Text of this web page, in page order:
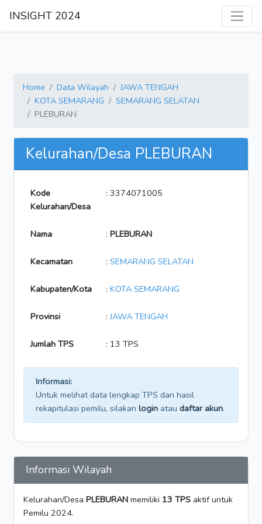
INSIGHT 2024
Home Data Wilayah
JAWA TENGAH
KOTA SEMARANG
SEMARANG SELATAN
PLEBURAN
Kelurahan/Desa PLEBURAN
Kode
Kelurahan/Desa
: 3374071005
Nama : PLEBURAN
Kecamatan : SEMARANG SELATAN
Kabupaten/Kota : KOTA SEMARANG
Provinsi :JAWA TENGAH
Jumlah TPS : 13 TPS
Informasi:
Untuk melihat data lengkap TPS dan hasil
rekapitulasi pemilu, silakan login atau daftar akun.
Informasi Wilayah
Kelurahan/Desa PLEBURAN memiliki 13 TPS aktif untuk
Pemilu 2024.